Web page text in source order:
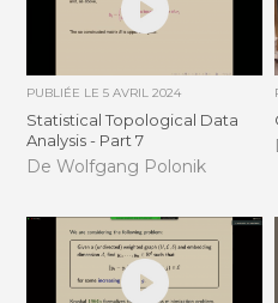
PUBLIÉE LE5 AVRIL 2024
Statistical Topological Data
Analysis - Part 7
De Wolfgang Polonik